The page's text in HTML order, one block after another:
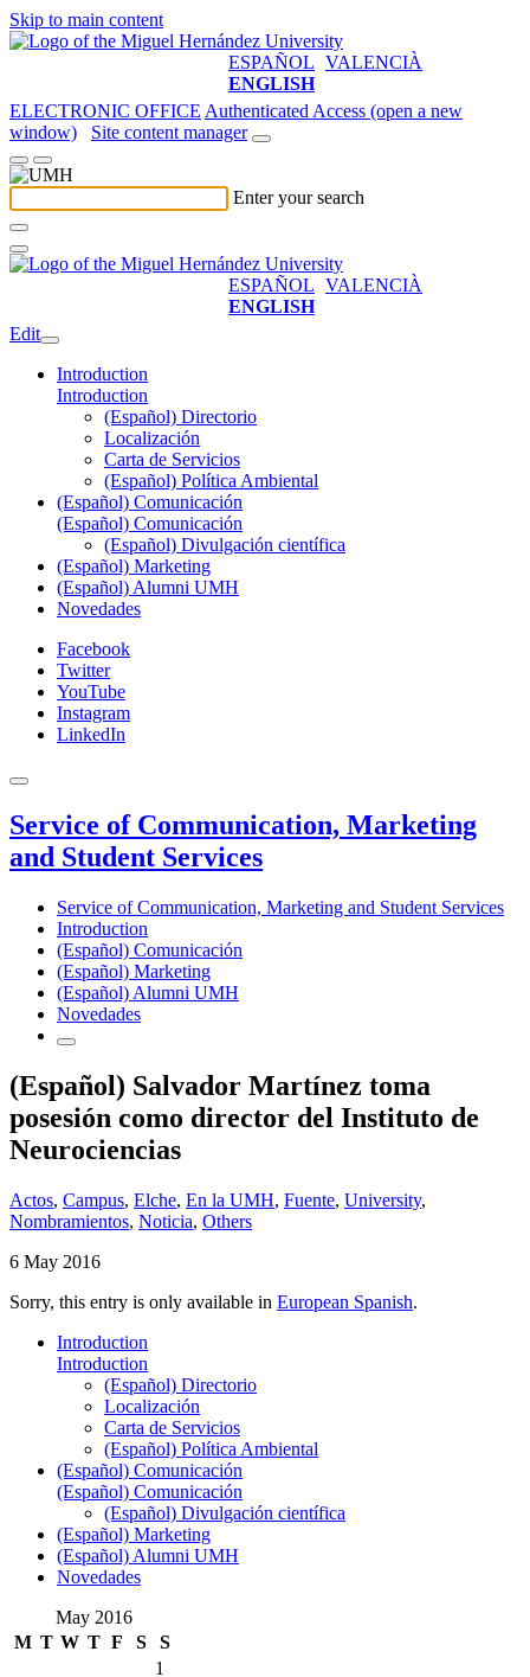
Skip to main content
ESPAÑOL VALENCIÀ
ENGLISH
ELECTRONIC OFFICE Authenticated Access (open a new
window)
Site content manager
Enter your search
ESPAÑOL VALENCIÀ
ENGLISH
Edit
Introduction
Introduction
(Español) Directorio
Localización
Carta de Servicios
(Español) Política Ambiental
(Español) Comunicación
(Español) Comunicación
(Español) Divulgación científica
(Español) Marketing
(Español) Alumni UMH
Novedades
Facebook
Twitter
YouTube
Instagram
LinkedIn
Service of Communication, Marketing
and Student Services
Service of Communication, Marketing and Student Services
Introduction
(Español) Comunicación
(Español) Marketing
(Español) Alumni UMH
Novedades
(Español) Salvador Martínez toma
posesión como director del Instituto de
Neurociencias
Actos, Campus, Elche, En la UMH, Fuente, University,
Nombramientos, Noticia, Others
6 May 2016
Sorry, this entry is only available in European Spanish.
Introduction
Introduction
(Español) Directorio
Localización
Carta de Servicios
(Español) Política Ambiental
(Español) Comunicación
(Español) Comunicación
(Español) Divulgación científica
(Español) Marketing
(Español) Alumni UMH
Novedades
May 2016
M T W T F S
S
1